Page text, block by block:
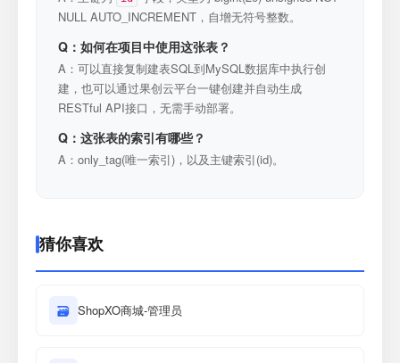
NULL AUTO_INCREMENT，自增无符号整数。
Q：如何在项目中使用这张表？
A：可以直接复制建表SQL到MySQL数据库中执行创
建，也可以通过果创云平台一键创建并自动生成
RESTful API接口，无需手动部署。
Q：这张表的索引有哪些？
A：only_tag(唯一索引)，以及主键索引(id)。
猜你喜欢
🗃 ShopXO商城-管理员